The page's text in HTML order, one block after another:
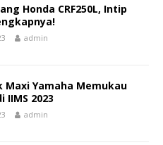
Honda CRF250L, Intip
admin
Maxi Yamaha Memukau
IIMS 2023
admin